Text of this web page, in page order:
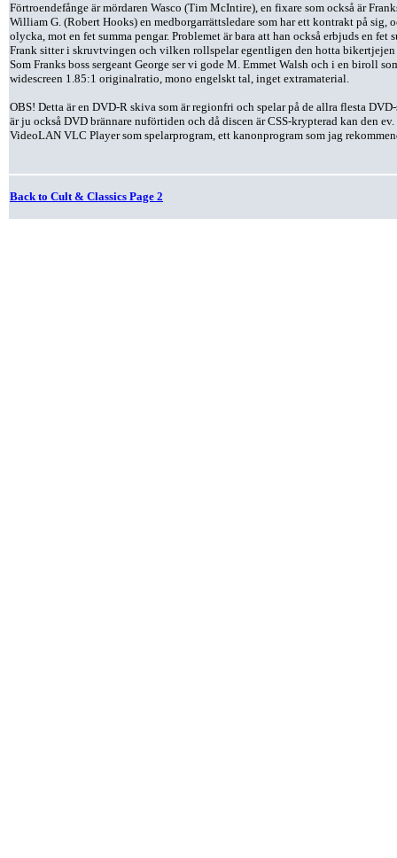
Förtroendefånge är mördaren Wasco (Tim McIntire), en fixare som också är
William G. (Robert Hooks) en medborgarrättsledare som har ett kontrakt på sig,
olycka, mot en fet summa pengar. Problemet är bara att han också erbjuds en
Frank sitter i skruvtvingen och vilken rollspelar egentligen den hotta bikertjejen
Som Franks boss sergeant George ser vi gode M. Emmet Walsh och i en biroll
widescreen 1.85:1 originalratio, mono engelskt tal, inget extramaterial.
OBS! Detta är en DVD-R skiva som är regionfri och spelar på de allra flesta
är ju också DVD brännare nuförtiden och då discen är CSS-krypterad kan den
VideoLAN VLC Player som spelarprogram, ett kanonprogram som jag
Back to Cult & Classics Page 2